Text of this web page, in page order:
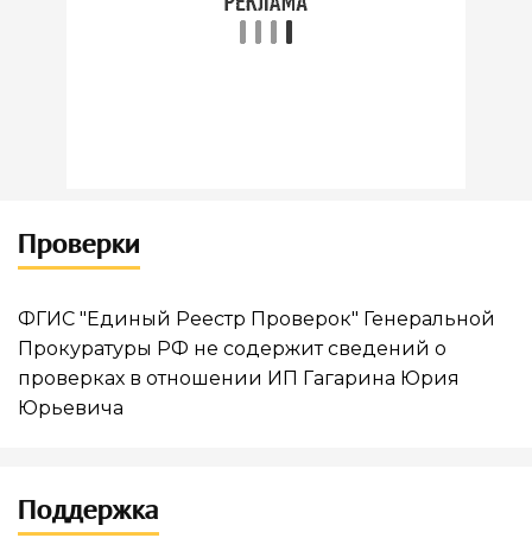
Проверки
ФГИС "Единый Реестр Проверок" Генеральной
Прокуратуры РФ не содержит сведений о
проверках в отношении ИП Гагарина Юрия
Юрьевича
Поддержка